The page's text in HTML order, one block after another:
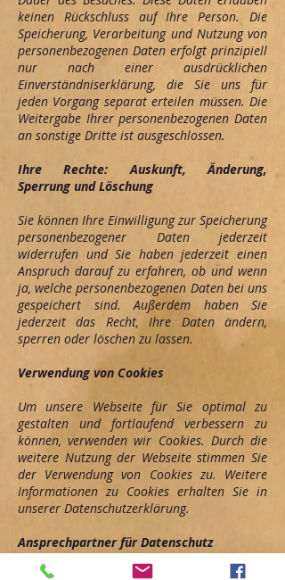
keinen Rückschluss auf Ihre Person. Die
Speicherung, Verarbeitung und Nutzung von
personenbezogenen Daten erfolgt prinzipiell
nur nach einer ausdrücklichen
Einverständniserklärung, die Sie uns für
jeden Vorgang separat erteilen müssen. Die
Weitergabe Ihrer personenbezogenen Daten
an sonstige Dritte ist ausgeschlossen.
Ihre Rechte: Auskunft, Änderung,
Sperrung und Löschung
Sie können Ihre Einwilligung zur Speicherung
personenbezogener Daten jederzeit
widerrufen und Sie haben jederzeit einen
Anspruch darauf zu erfahren, ob und wenn
ja, welche personenbezogenen Daten bei uns
gespeichert sind. Außerdem haben Sie
jederzeit das Recht, Ihre Daten ändern,
sperren oder löschen zu lassen.
Verwendung von Cookies
Um unsere Webseite für Sie optimal zu
gestalten und fortlaufend verbessern zu
können, verwenden wir Cookies. Durch die
weitere Nutzung der Webseite stimmen Sie
der Verwendung von Cookies zu. Weitere
Informationen zu Cookies erhalten Sie in
unserer Datenschutzerklärung.
Ansprechpartner für Datenschutz
Bei Fragen zur Erhebung, Verarbeitung oder